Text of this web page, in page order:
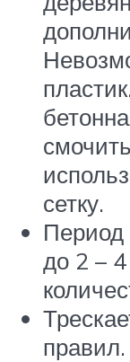
сетку.
Период
до 2 –
правил.